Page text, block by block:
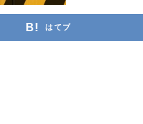
はてブ